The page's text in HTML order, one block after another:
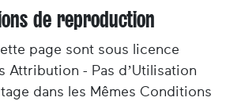
de reproduction
page sont sous licence
Attribution - Pas d’Utilisation
dans les Mêmes Conditions